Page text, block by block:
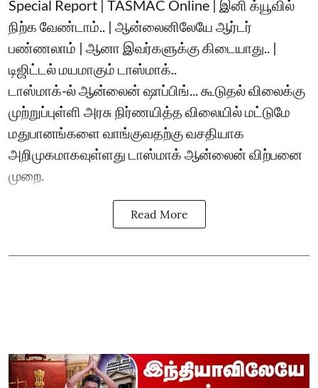
Special Report | TASMAC Online | இனி க்யூவில்
நிற்க வேண்டாம்.. | ஆன்லைனிலேயே ஆர்டர்
பண்ணலாம் | ஆனா இவர்களுக்கு கிடையாது.. |
டிஜிட்டல் மயமாகும் டாஸ்மாக்..
டாஸ்மாக்-ல் ஆன்லைன் ஷாப்பிங்... கூடுதல் விலைக்கு
முற்றுப்புள்ளி அரசு நிர்ணயித்த விலையில் மட்டுமே
மதுபானங்களை வாங்குவதற்கு வசதியாக
அறிமுகமாகவுள்ளது டாஸ்மாக் ஆன்லைன் விற்பனை
முறை.
Read More